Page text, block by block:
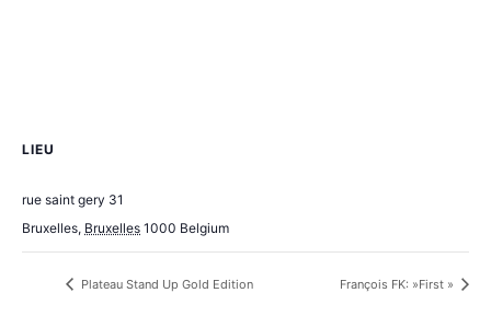
LIEU
rue saint gery 31
Bruxelles, Bruxelles 1000 Belgium
Plateau Stand Up Gold Edition François FK: »First »